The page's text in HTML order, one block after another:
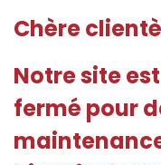
Chère
Notre site
fermé pour